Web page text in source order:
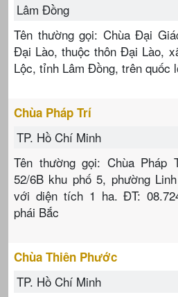
Lâm Đồng
Tên thường gọi: Chùa Đại
Đại Lào, thuộc thôn Đại Lào,
Lộc, tỉnh Lâm Đồng, trên quốc
Chùa Pháp Trí
TP. Hồ Chí Minh
Tên thường gọi: Chùa Pháp
52/6B khu phố 5, phường
với diện tích 1 ha. ĐT:
phái Bắc
Chùa Thiên Phước
TP. Hồ Chí Minh